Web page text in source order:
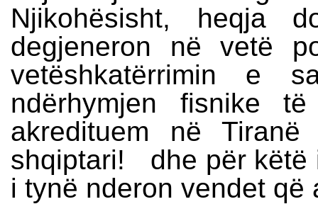
Njikohësisht, heqja
degjeneron në vetë
vetëshkatërrimin e
ndërhymjen fisnike
akredituem në
shqiptari! dhe për këtë
i tynë nderon vendet që